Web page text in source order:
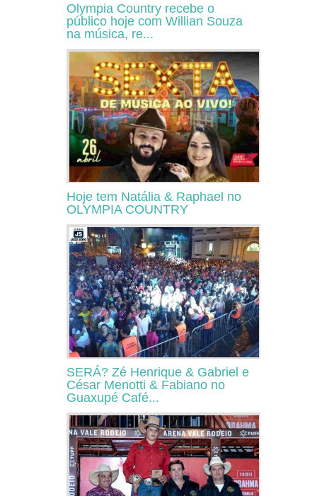
Olympia Country recebe o
público hoje com Willian Souza
na música, re...
Hoje tem Natália & Raphael no
OLYMPIA COUNTRY
SERÁ? Zé Henrique & Gabriel e
César Menotti & Fabiano no
Guaxupé Café...